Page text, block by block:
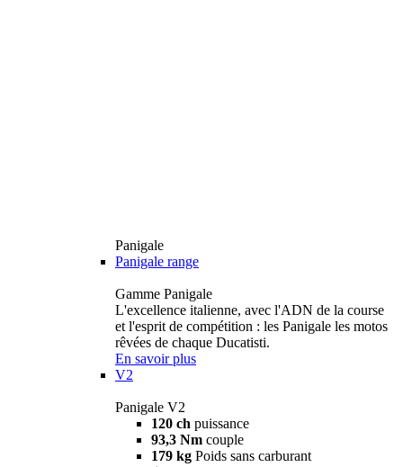
Panigale
Panigale range
Gamme Panigale
L'excellence italienne, avec l'ADN de la course
et l'esprit de compétition : les Panigale les motos
rêvées de chaque Ducatisti.
En savoir plus
V2
Panigale V2
120 ch puissance
93,3 Nm couple
179 kg Poids sans carburant